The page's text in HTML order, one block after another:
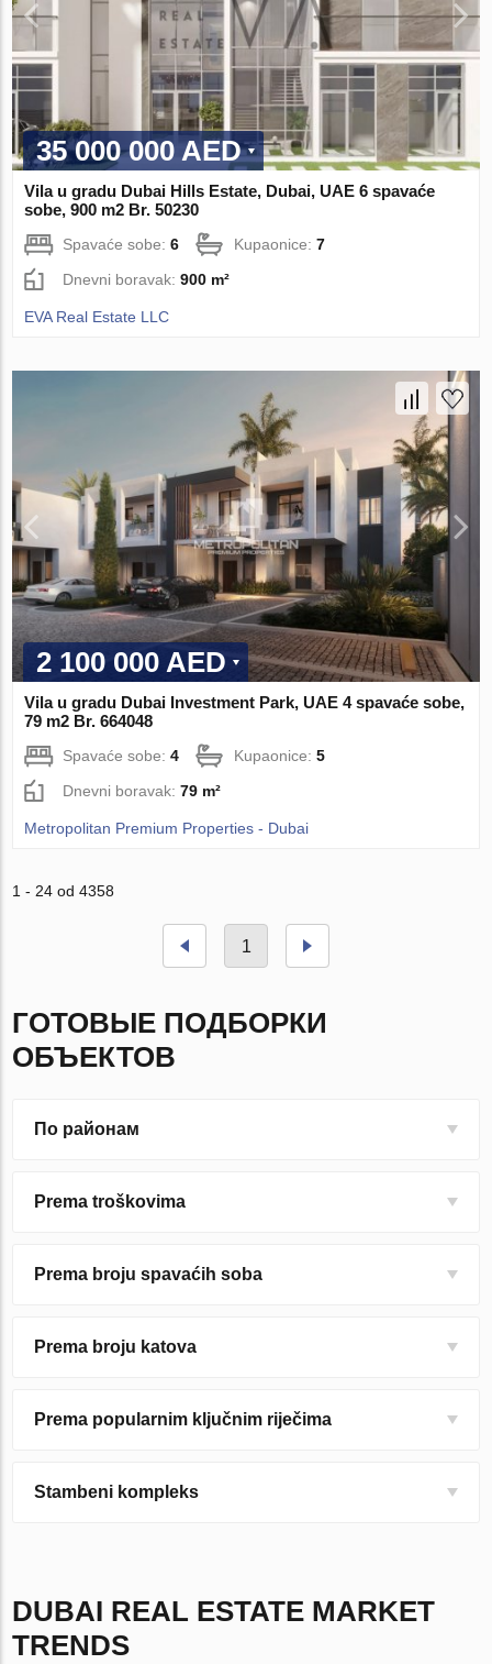
35 000 000 AED
Vila u gradu Dubai Hills Estate, Dubai, UAE 6 spavaće
sobe, 900 m2 Br. 50230
Spavaće sobe:6 Kupaonice:7
Dnevni boravak:900 m²
EVA Real Estate LLC
2 100 000 AED
Vila u gradu Dubai Investment Park, UAE 4 spavaće sobe,
79 m2 Br. 664048
Spavaće sobe:4 Kupaonice:5
Dnevni boravak:79 m²
Metropolitan Premium Properties - Dubai
1 - 24 od 4358
1
ГОТОВЫЕ ПОДБОРКИ
ОБЪЕКТОВ
По районам
Prema troškovima
Prema broju spavaćih soba
Prema broju katova
Prema popularnim ključnim riječima
Stambeni kompleks
DUBAI REAL ESTATE MARKET
TRENDS